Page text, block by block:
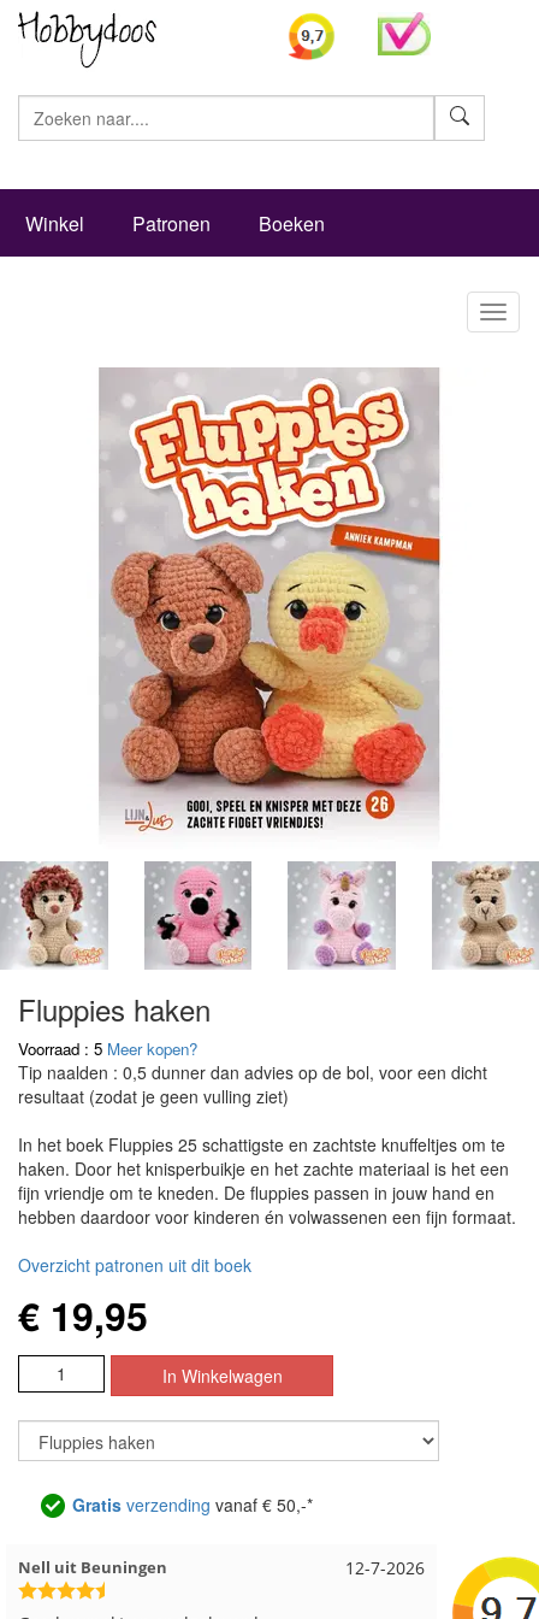
Winkel Patronen Boeken
Fluppies haken
Voorraad : 5 Meer kopen?
Tip naalden : 0,5 dunner dan advies op de bol, voor een dicht
resultaat (zodat je geen vulling ziet)
In het boek Fluppies 25 schattigste en zachtste knuffeltjes om te
haken. Door het knisperbuikje en het zachte materiaal is het een
fijn vriendje om te kneden. De fluppies passen in jouw hand en
hebben daardoor voor kinderen én volwassenen een fijn formaat.
Overzicht patronen uit dit boek
€ 19,95
Gratis verzending vanaf € 50,-*
11-7-2026
Wendy uit Amsterdam Anja uit